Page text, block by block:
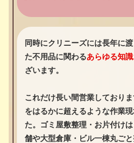
同時にクリニーズには長年に
た不用品に関わるあらゆる知
ざいます。
これだけ長い間営業しており
をはるかに超えるような作業
た。ゴミ屋敷整理・お片付け
舗や大型倉庫・ビル一棟丸ご